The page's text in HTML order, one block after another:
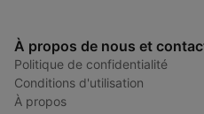
À propos de nous et
Politique de confidentialité
Conditions d'utilisation
À propos